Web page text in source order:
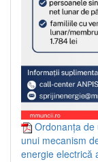
Ordonanța de
unui mecanism
energie electrică